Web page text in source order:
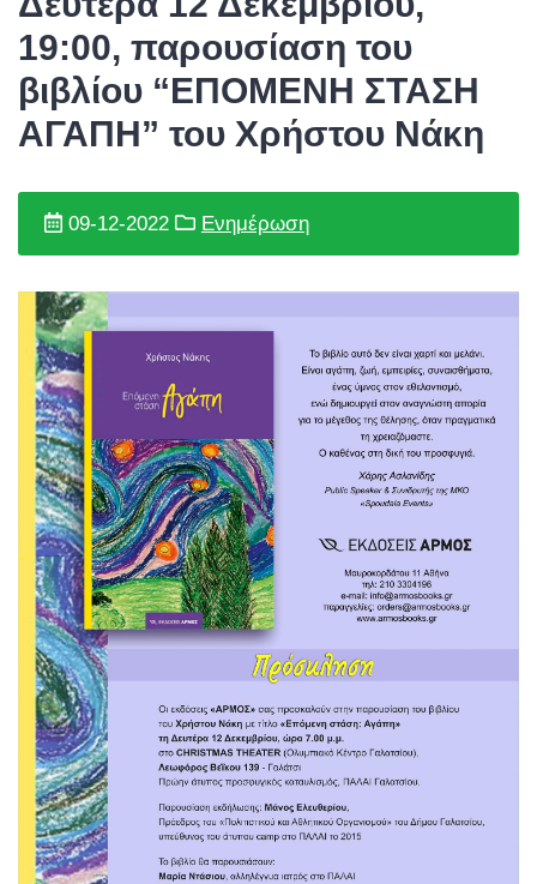
19:00, παρουσίαση του
βιβλίου “ΕΠΟΜΕΝΗ ΣΤΑΣΗ
ΑΓΑΠΗ” του Χρήστου Νάκη
09-12-2022 Ενημέρωση